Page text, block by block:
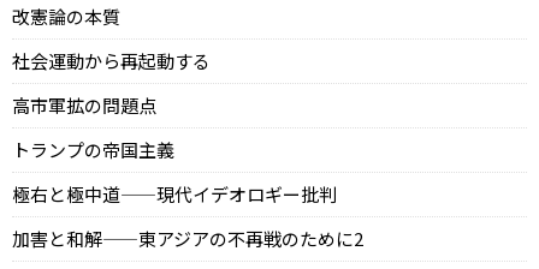
改憲論の本質
社会運動から再起動する
高市軍拡の問題点
トランプの帝国主義
極右と極中道——現代イデオロギー批判
加害と和解——東アジアの不再戦のために2